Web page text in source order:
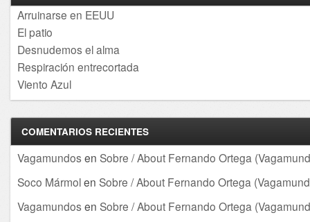
Arruinarse en EEUU
El patio
Desnudemos el alma
Respiración entrecortada
Viento Azul
COMENTARIOS RECIENTES
Vagamundos en Sobre / About Fernando Ortega
Soco Mármolen Sobre / About Fernando Ortega
Vagamundos en Sobre / About Fernando Ortega